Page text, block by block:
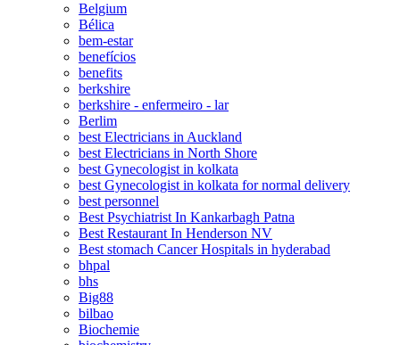
Belgium
Bélica
bem-estar
benefícios
benefits
berkshire
berkshire - enfermeiro - lar
Berlim
best Electricians in Auckland
best Electricians in North Shore
best Gynecologist in kolkata
best Gynecologist in kolkata for normal delivery
best personnel
Best Psychiatrist In Kankarbagh Patna
Best Restaurant In Henderson NV
Best stomach Cancer Hospitals in hyderabad
bhpal
bhs
Big88
bilbao
Biochemie